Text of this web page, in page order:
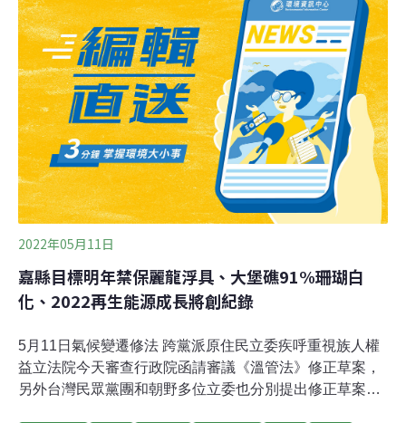
林，學者推估，全台熊鷹族群數量不到500對，屬於瀕危
保育類野生動物。熊鷹亞成鳥的羽毛有獨特的三角斑紋，
與百步蛇相似，因此在排灣族和魯凱族的傳說中，熊鷹和
百步蛇都是守護部落、高傲尊貴的代表。在重要祭儀時，
可見部落領袖和勇士、貴族的頭上，佩戴有熊鷹羽飾的頭
冠，象徵著領袖守護族人的責任和尊貴的身分。過去佩戴
鷹羽有嚴謹的規範。不過，屏科大野生動物保育研究所教
授孫元勳的團隊調查，隨著部落的傳統規範式微，
2022年05月11日
嘉縣目標明年禁保麗龍浮具、大堡礁91%珊瑚白
化、2022再生能源成長將創紀錄
5月11日氣候變遷修法 跨黨派原住民立委疾呼重視族人權
益立法院今天審查行政院函請審議《溫管法》修正草案，
另外台灣民眾黨團和朝野多位立委也分別提出修正草案，